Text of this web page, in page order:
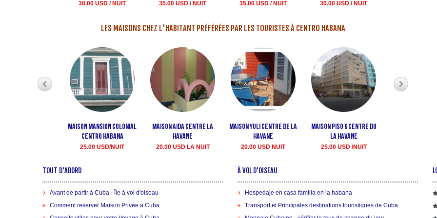
30.00 USD / NUIT 35.00 USD / NUIT 35.00 USD / NUIT 30.00 USD / NUIT
LES MAISONS CHEZ L'HABITANT PRÉFÉRÉES PAR LES TOURISTES À CENTRO HABANA
Maison Mansion Colonial
Centro Habana
25.00 USD/NUIT
Maison Aida Centre La
havane
20.00 USD LA NUIT
Maison Yuli Centre de La
Havane
20.00 USD NUIT
Maison Piso 6 Centre du
la havane
25.00 USD /NUIT
TOUT D'ABORD
Avant de partir à Cuba - Île à vol d'oiseau
Comment reserver Maison Privee a Cuba
À VOL D'OISEAU
Hospedaje en casa familia en la habana
Transport et Principales destinations touristiques de Cuba